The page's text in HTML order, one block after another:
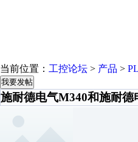
当前位置： 工控论坛 > 产品 >
我要发帖
施耐德电气M340和施耐